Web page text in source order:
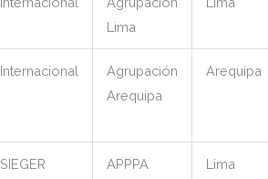
Lima
Internacional
Agrupación
Arequipa
Arequipa
SIEGER
APPPA Lima